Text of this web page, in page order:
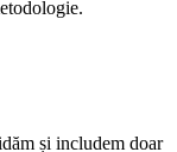
și includem doar